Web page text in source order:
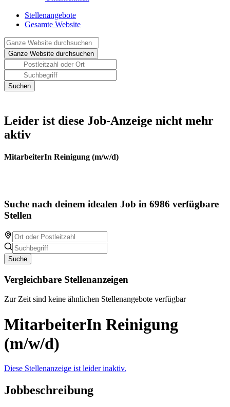
Stellenangebote
Gesamte Website
Leider ist diese Job-Anzeige nicht mehr
aktiv
MitarbeiterIn Reinigung (m/w/d)
Suche nach deinem idealen Job in 6986 verfügbare
Stellen
Suche
Vergleichbare Stellenanzeigen
Zur Zeit sind keine ähnlichen Stellenangebote verfügbar
MitarbeiterIn Reinigung
(m/w/d)
Diese Stellenanzeige ist leider inaktiv.
Jobbeschreibung